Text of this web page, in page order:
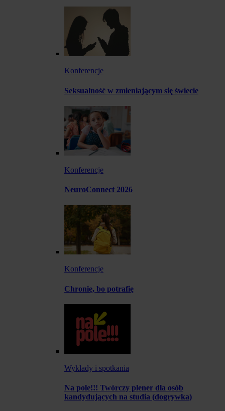
Konferencje
Seksualność w zmieniającym się świecie
Konferencje
NeuroConnect 2026
Konferencje
Chronię, bo potrafię
Wykłady i spotkania
Na pole!!! Twórczy plener dla osób
kandydujących na studia (dogrywka)